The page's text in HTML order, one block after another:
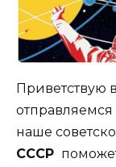
Приветствую
наше
СССР